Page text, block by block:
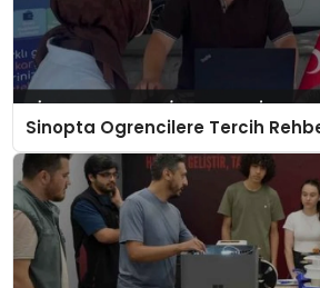
Sinopta Ogrencilere Tercih